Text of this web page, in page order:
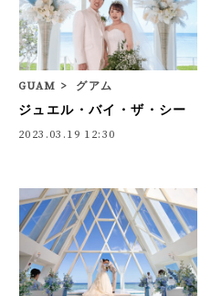
GUAM グアム
ジュエル・バイ・ザ・シー
2023.03.19 12:30